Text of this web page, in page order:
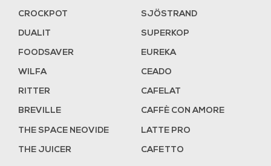
CROCKPOT
DUALIT
FOODSAVER
WILFA
RITTER
BREVILLE
THE SPACE NEOVIDE
THE JUICER
SJÖSTRAND
SUPERKOP
EUREKA
CEADO
CAFELAT
CAFFÈ CON AMORE
LATTE PRO
CAFETTO